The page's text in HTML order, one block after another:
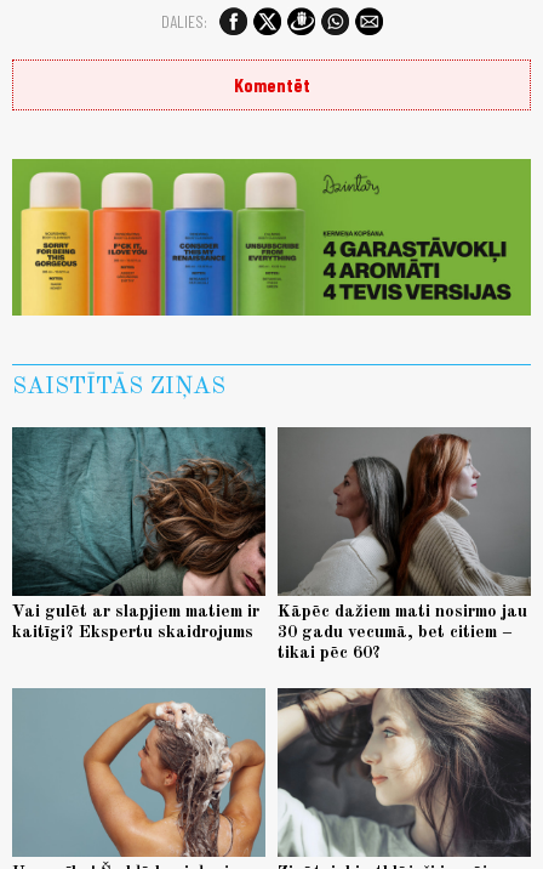
DALIES:
Komentēt
SAISTĪTĀS ZIŅAS
Vai gulēt ar slapjiem matiem ir
kaitīgi? Ekspertu skaidrojums
Kāpēc dažiem mati nosirmo jau
30 gadu vecumā, bet citiem –
tikai pēc 60?